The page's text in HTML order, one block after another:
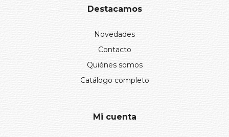
Destacamos
Novedades
Contacto
Quiénes somos
Catálogo completo
Mi cuenta